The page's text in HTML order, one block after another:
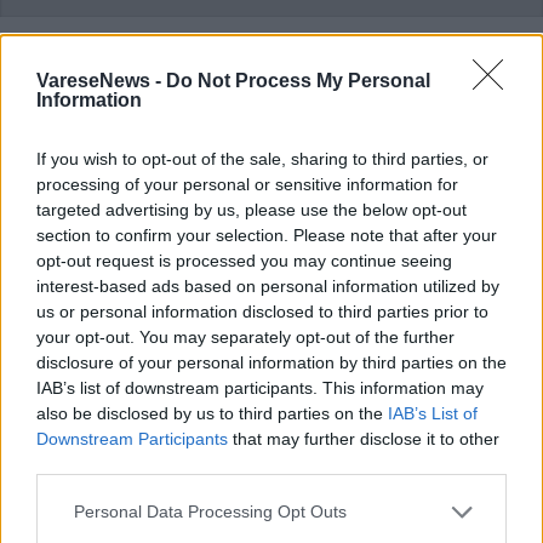
VareseNews - Do Not Process My Personal
Information
If you wish to opt-out of the sale, sharing to third parties, or
processing of your personal or sensitive information for
targeted advertising by us, please use the below opt-out
section to confirm your selection. Please note that after your
opt-out request is processed you may continue seeing
interest-based ads based on personal information utilized by
us or personal information disclosed to third parties prior to
your opt-out. You may separately opt-out of the further
disclosure of your personal information by third parties on the
IAB’s list of downstream participants. This information may
also be disclosed by us to third parties on the IAB’s List of
Downstream Participants that may further disclose it to other
Personal Data Processing Opt Outs
Commenti
Accedio
L'email è richiesta ma non verrà mostrata ai visitatori. Il contenuto di questo
commento esprime il pensiero dell'autore e non rappresenta la linea editoriale
di VareseNews.it, che rimane autonoma e indipendente. I messaggi inclusi nei
commenti non sono testi giornalistici, ma post inviati dai singoli lettori che
possono essere automaticamente pubblicati senza filtro preventivo. I commenti
che includano uno o più link a siti esterni verranno rimossi in automatico dal
ADV